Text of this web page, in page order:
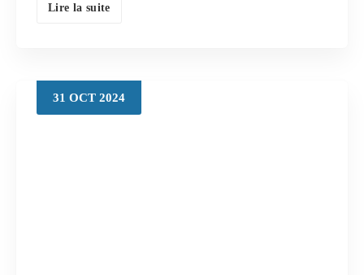
Lire la suite
31 OCT 2024